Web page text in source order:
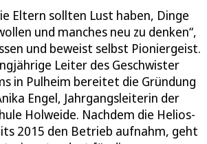
Eltern sollten Lust haben, Dinge
und manches neu zu denken“,
und beweist selbst Pioniergeist.
Leiter des Geschwister
in Pulheim bereitet die Gründung
Engel, Jahrgangsleiterin der
Holweide. Nachdem die Helios-
2015 den Betrieb aufnahm, geht